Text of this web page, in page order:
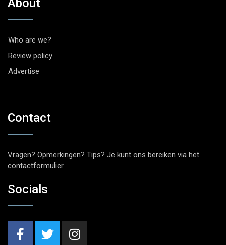
About
Who are we?
Review policy
Advertise
Contact
Vragen? Opmerkingen? Tips? Je kunt ons bereiken via het
contactformulier.
Socials